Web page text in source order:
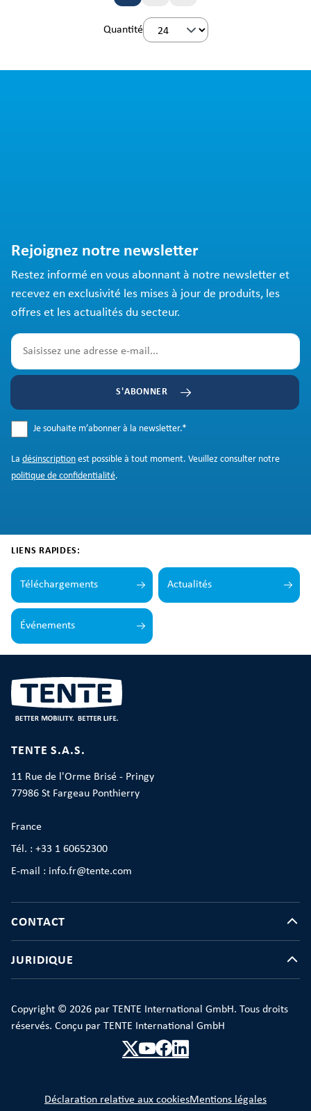
Quantité
Rejoignez notre newsletter
Restez informé en vous abonnant à notre newsletter et
recevez en exclusivité les mises à jour de produits, les
offres et les actualités du secteur.
S'ABONNER
Je souhaite m’abonner à la newsletter.*
La désinscription est possible à tout moment. Veuillez consulter notre
politique de confidentialité.
LIENS RAPIDES:
Téléchargements Actualités
Événements
TENTE S.A.S.
11 Rue de l'Orme Brisé - Pringy
77986 St Fargeau Ponthierry
France
Tél. : +33 1 60652300
E-mail : info.fr@tente.com
CONTACT
JURIDIQUE
Copyright © 2026 par TENTE International GmbH. Tous droits
réservés. Conçu par TENTE International GmbH
Déclaration relative aux cookiesMentions légales